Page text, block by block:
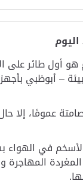
هو أول طائر على
– أبوظبي
عمومًا، إلا
في الهواء
المهاجرة
.